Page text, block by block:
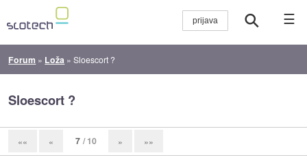
☰
Forum » Loža »Sloescort ?
Sloescort ?
«« « 7 / 10 » »»